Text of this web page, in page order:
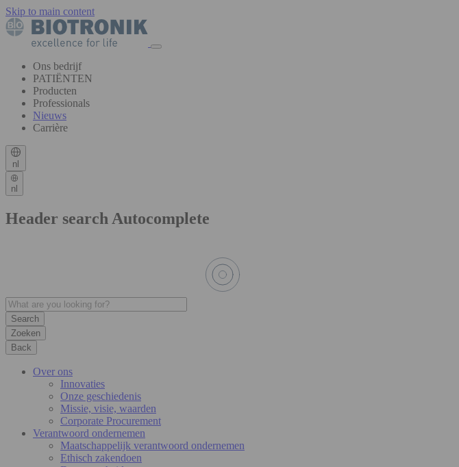
Skip to main content
Ons bedrijf
PATIËNTEN
Producten
Professionals
Nieuws
Carrière
nl
nl
Header search Autocomplete
Zoeken
Back
Over ons
Innovaties
Onze geschiedenis
Missie, visie, waarden
Corporate Procurement
Verantwoord ondernemen
Maatschappelijk verantwoord ondernemen
Ethisch zakendoen